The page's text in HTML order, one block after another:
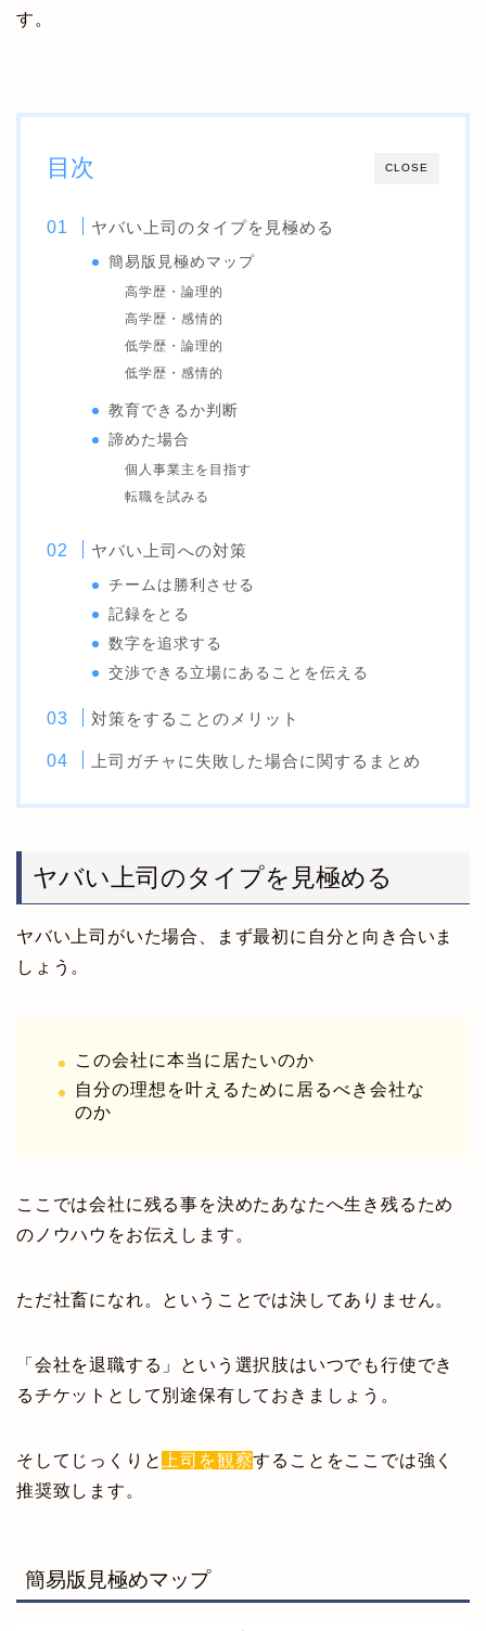
す。
CLOSE
目次
ヤバい上司のタイプを見極める
簡易版見極めマップ
高学歴・論理的
高学歴・感情的
低学歴・論理的
低学歴・感情的
教育できるか判断
諦めた場合
個人事業主を目指す
転職を試みる
ヤバい上司への対策
チームは勝利させる
記録をとる
数字を追求する
交渉できる立場にあることを伝える
対策をすることのメリット
上司ガチャに失敗した場合に関するまとめ
ヤバい上司のタイプを見極める
ヤバい上司がいた場合、まず最初に自分と向き合いま
しょう。
この会社に本当に居たいのか
自分の理想を叶えるために居るべき会社な
のか
ここでは会社に残る事を決めたあなたへ生き残るため
のノウハウをお伝えします。
ただ社畜になれ。ということでは決してありません。
「会社を退職する」という選択肢はいつでも行使でき
るチケットとして別途保有しておきましょう。
そしてじっくりと 上司を観察することをここでは強く
推奨致します。
簡易版見極めマップ